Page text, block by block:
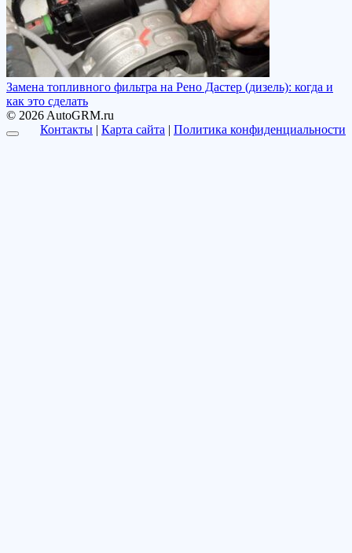
Замена топливного фильтра на Рено Дастер (дизель): когда и
как это сделать
© 2026 AutoGRM.ru
Контакты | Карта сайта | Политика конфиденциальности